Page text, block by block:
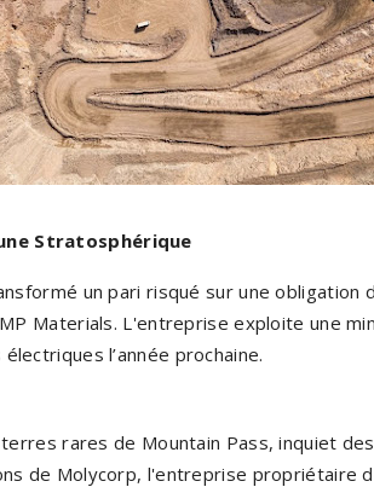
Stratosphérique
un pari risqué sur une obligation
Materials. L'entreprise exploite une
l’année prochaine.
rares de Mountain Pass, inquiet
de Molycorp, l'entreprise propriétaire